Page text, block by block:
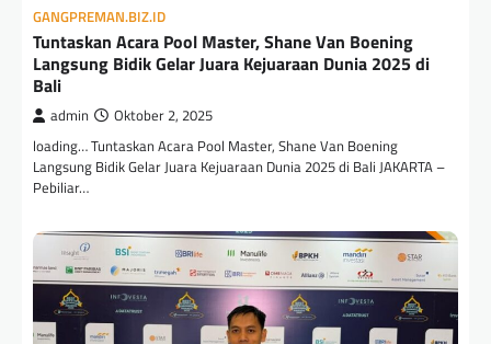
GANGPREMAN.BIZ.ID
Tuntaskan Acara Pool Master, Shane Van Boening
Langsung Bidik Gelar Juara Kejuaraan Dunia 2025 di
Bali
admin Oktober 2, 2025
loading… Tuntaskan Acara Pool Master, Shane Van Boening
Langsung Bidik Gelar Juara Kejuaraan Dunia 2025 di Bali JAKARTA –
Pebiliar…